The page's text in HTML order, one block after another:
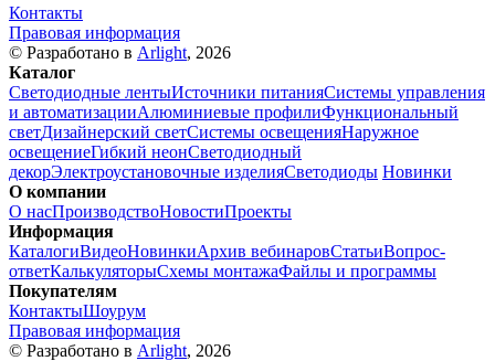
Контакты
Правовая информация
© Разработано в Arlight, 2026
Каталог
Светодиодные лентыИсточники питанияСистемы управления
и автоматизацииАлюминиевые профилиФункциональный
светДизайнерский светСистемы освещенияНаружное
освещениеГибкий неонСветодиодный
декорЭлектроустановочные изделияСветодиоды Новинки
О компании
О насПроизводствоНовостиПроекты
Информация
КаталогиВидеоНовинкиАрхив вебинаровСтатьиВопрос-
ответКалькуляторыСхемы монтажаФайлы и программы
Покупателям
КонтактыШоурум
Правовая информация
© Разработано в Arlight, 2026